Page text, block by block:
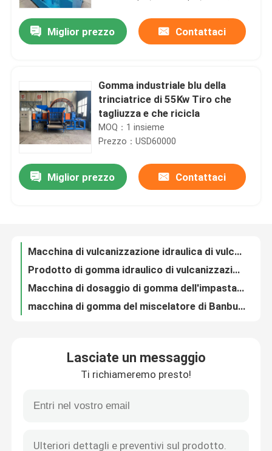
Casa
Prodotti
Video
Giro della fabbrica
Controllo di qualità
Richieda una citazione
Macchina trattata di gomma
Miglior prezzo Contattaci
Gomma industriale blu della
trinciatrice di 55Kw Tiro che
tagliuzza e che ricicla
MOQ：1 insieme
Prezzo：USD60000
Miglior prezzo Contattaci
impastatore di gomma della dispersione della macchina XN35 dell'impastatore di 35L 55L
Il miscelatore di gomma della macchina 55kW Banbury dell'impastatore 55L-150L ha personalizzato
Impastatore di gomma della dispersione della macchina 185kw dell'impastatore di XN110 110L
Miscelatore di gomma 110Kw dell'impastatore della dispersione dell'impastatore di gomma della macchina XN75
Lasciate un messaggio
Ti richiameremo presto!